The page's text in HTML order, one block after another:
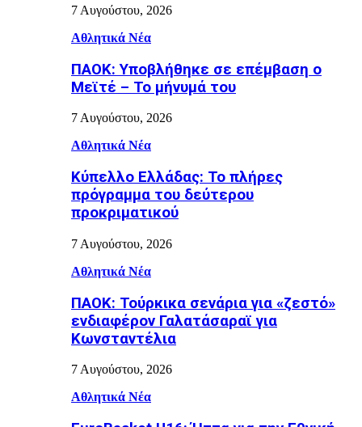
7 Αυγούστου, 2026
Αθλητικά Νέα
ΠΑΟΚ: Υποβλήθηκε σε επέμβαση ο
Μεϊτέ – Το μήνυμά του
7 Αυγούστου, 2026
Αθλητικά Νέα
Κύπελλο Ελλάδας: Το πλήρες
πρόγραμμα του δεύτερου
προκριματικού
7 Αυγούστου, 2026
Αθλητικά Νέα
ΠΑΟΚ: Τούρκικα σενάρια για «ζεστό»
ενδιαφέρον Γαλατάσαραϊ για
Κωνσταντέλια
7 Αυγούστου, 2026
Αθλητικά Νέα